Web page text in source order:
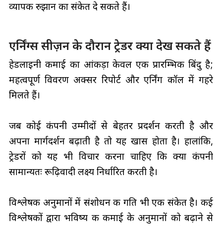
व्यापक रुझान का संकेत दे सकते हैं।
एर्निंग्स सीज़न के दौरान ट्रेडर क्या देख सकते हैं
हेडलाइनी कमाई का आंकड़ा केवल एक प्रारम्भिक बिंदु है;
महत्वपूर्ण विवरण अक्सर रिपोर्ट और एर्निंग कॉल में गहरे
मिलते हैं।
जब कोई कंपनी उम्मीदों से बेहतर प्रदर्शन करती है और
अपना मार्गदर्शन बढ़ाती है तो यह खास होता है। हालांकि,
ट्रेडरों को यह भी विचार करना चाहिए कि क्या कंपनी
सामान्यतः रूढ़िवादी लक्ष्य निर्धारित करती है।
विश्लेषक अनुमानों में संशोधन की गति भी एक संकेत है। कई
विश्लेषकों द्वारा भविष्य की कमाई के अनुमानों को बढ़ाने से